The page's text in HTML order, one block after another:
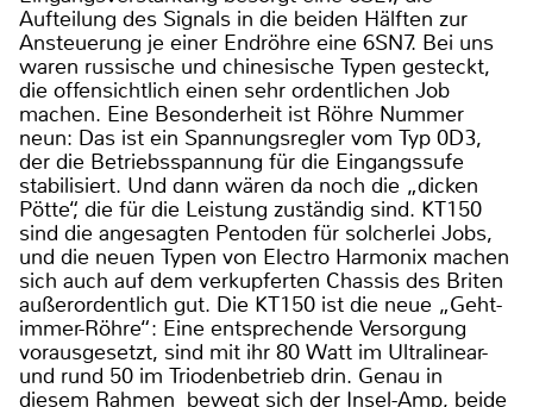
Aufteilung des Signals in die beiden Hälften zur
Ansteuerung je einer Endröhre eine 6SN7. Bei uns
waren russische und chinesische Typen gesteckt,
die offensichtlich einen sehr ordentlichen Job
machen. Eine Besonderheit ist Röhre Nummer
neun: Das ist ein Spannungsregler vom Typ 0D3,
der die Betriebsspannung für die Eingangssufe
stabilisiert. Und dann wären da noch die „dicken
Pötte“, die für die Leistung zuständig sind. KT150
sind die angesagten Pentoden für solcherlei Jobs,
und die neuen Typen von Electro Harmonix machen
sich auch auf dem verkupferten Chassis des Briten
außerordentlich gut. Die KT150 ist die neue „Geht-
immer-Röhre“: Eine entsprechende Versorgung
vorausgesetzt, sind mit ihr 80 Watt im Ultralinear-
und rund 50 im Triodenbetrieb drin. Genau in
diesem Rahmen bewegt sich der Insel-Amp, beide